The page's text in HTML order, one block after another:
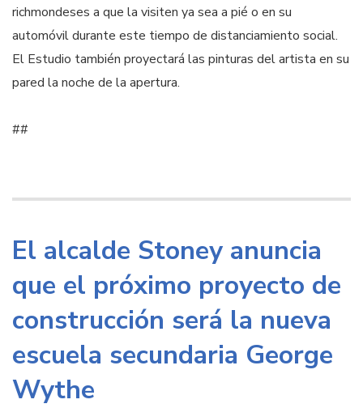
richmondeses a que la visiten ya sea a pié o en su
automóvil durante este tiempo de distanciamiento social.
El Estudio también proyectará las pinturas del artista en su
pared la noche de la apertura.
##
El alcalde Stoney anuncia
que el próximo proyecto de
construcción será la nueva
escuela secundaria George
Wythe